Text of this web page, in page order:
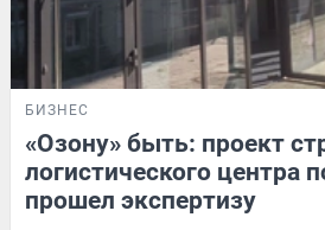
БИЗНЕС
«Озону» быть: проект
логистического центра
прошел экспертизу